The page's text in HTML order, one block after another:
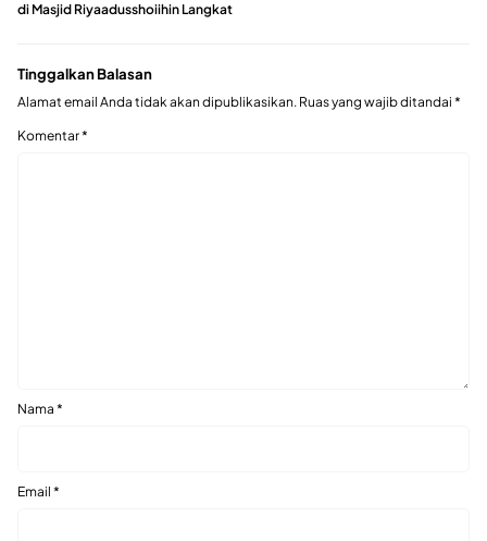
di Masjid Riyaadusshoiihin Langkat
Tinggalkan Balasan
Alamat email Anda tidak akan dipublikasikan. Ruas yang wajib ditandai *
Komentar*
Nama *
Email *